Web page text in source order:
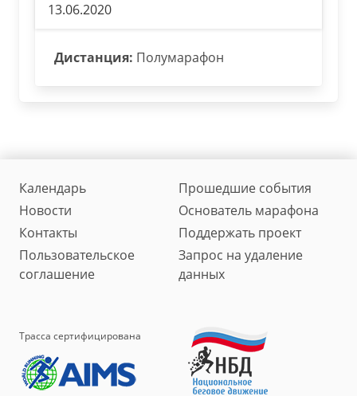
13.06.2020
Дистанция: Полумарафон
Календарь
Прошедшие события
Новости
Основатель марафона
Контакты
Поддержать проект
Пользовательское
соглашение
Запрос на удаление
данных
Трасса сертифицирована